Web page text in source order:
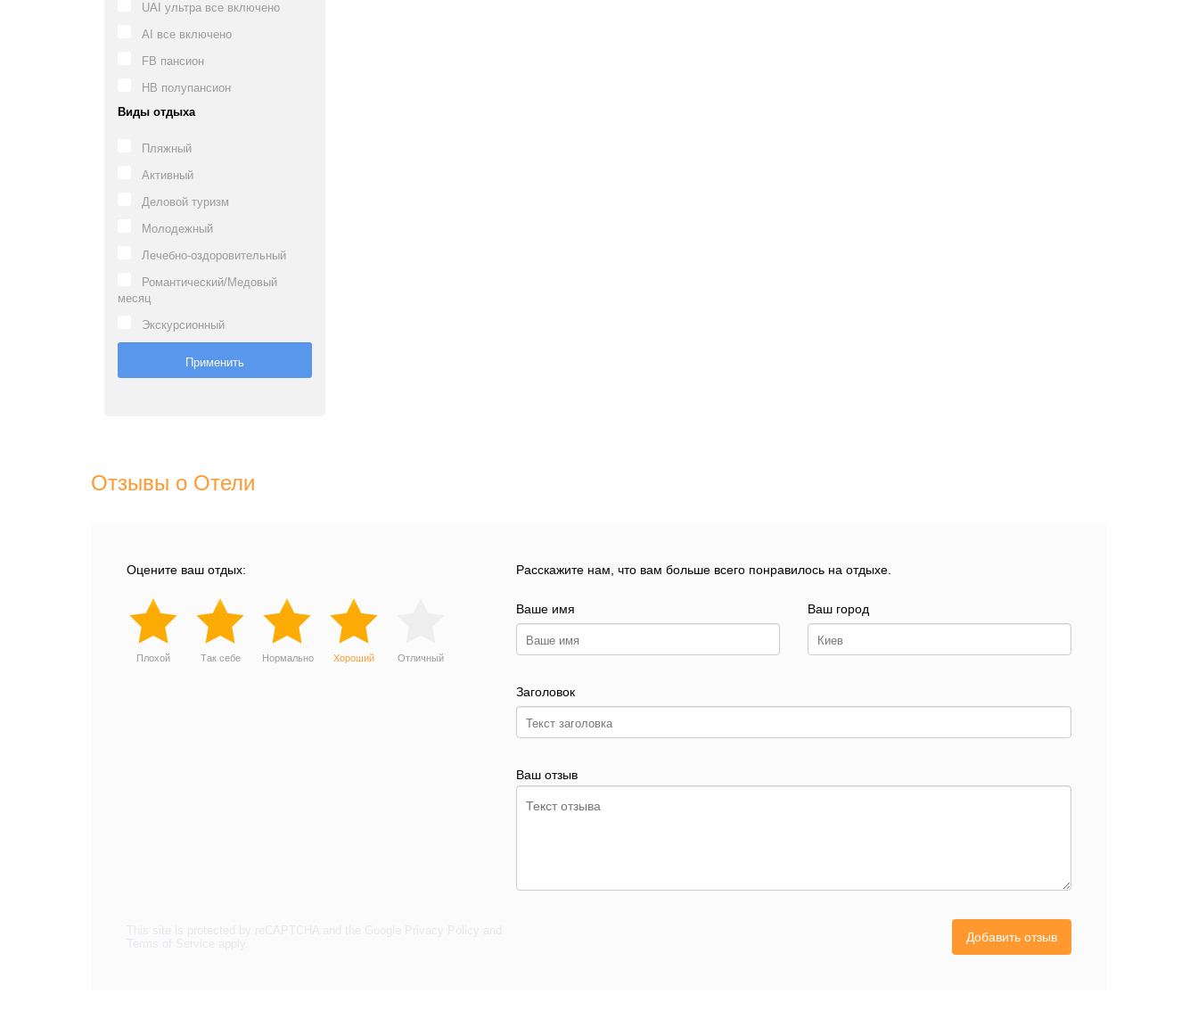
UAI ультра все включено
AI все включено
FB пансион
HB полупансион
Виды отдыха
Пляжный
Активный
Деловой туризм
Молодежный
Лечебно-оздоровительный
Романтический/Медовый
месяц
Экскурсионный
Отзывы о Отели
Оцените ваш отдых:
Плохой Так себе Нормально Хороший Отличный
Расскажите нам, что вам больше всего понравилось на отдыхе.
Ваше имя Ваш город
Заголовок
Ваш отзыв
Добавить отзыв